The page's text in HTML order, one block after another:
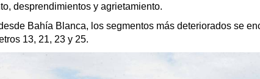
desprendimientos y agrietamiento.
Bahía Blanca, los segmentos más deteriorados se
13, 21, 23 y 25.